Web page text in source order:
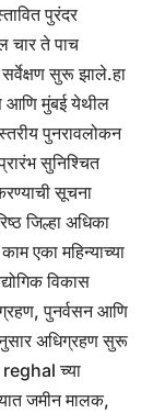
पुरंदर
चार ते पाच
सुरू झाले.हा
आणि मुंबई येथील
पुनरावलोकन
सुनिश्चित
सूचना
जिल्हा अधिका
एका महिन्याच्या
विकास
पुनर्वसन आणि
अधिग्रहण सुरू
reghal च्या
जमीन मालक,